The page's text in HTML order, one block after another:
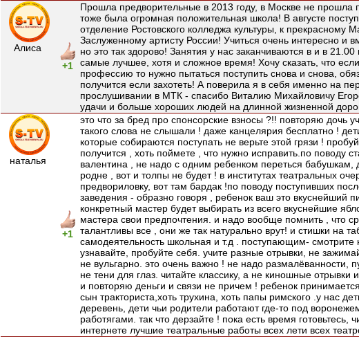
Алиса
+1
Прошла предворительные в 2013 году, в Москве не прошла
тоже была огромная положительная школа! В августе
отделение Ростовского колледжа культуры, к прекрасному
Заслуженному артисту России! Учиться очень интересно и
но это так здорово! Занятия у нас заканчиваются в и в
самые лучшее, хотя и сложное время! Хочу сказать, что
профессию то нужно пытаться поступить снова и снова,
получится если захотеть! А поверила я в себя именно на
прослушивании в МТК - спасибо Виталию Михайловичу
удачи и больше хороших людей на длинной жизненной
наталья
+1
это что за бред про спонсорские взносы ?!! повторяю дочь
такого слова не слышали ! даже канцелярия бесплатно !
которые собираются поступать не верьте этой грязи !
получится , хоть поймете , что нужно исправить.по поводу
валентина , не надо с одним ребенком переться бабушкам,
родне , вот и толпы не будет ! в институтах театральных
предвориловку, вот там бардак !по поводу поступивших
заведения - образно говоря , ребенок ваш это вкуснейший
конкретный мастер будет выбирать из всего вкуснейшие
мастера свои предпочтения. и надо вообще помнить , что
талантливы все , они же так натурально врут! и стишки на
самодеятельность школьная и т.д . поступающим- смотрите
узнавайте, пробуйте себя. учите разные отрывки, не
не вульгарно. это очень важно ! не надо размалёванности,
не тени для глаз. читайте классику, а не киношные отрывки
и повторяю деньги и связи не причем ! ребенок
сын тракториста,хоть трухина, хоть папы римского .у нас
деревень, дети чьи родители работают где-то под
работягами. так что дерзайте ! пока есть время готовьтесь,
интернете лучшие театральные работы всех лети всех